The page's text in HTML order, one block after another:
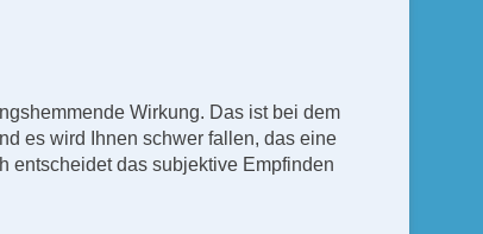
Wirkung. Das ist bei dem
es wird Ihnen schwer fallen, das eine
entscheidet das subjektive Empfinden